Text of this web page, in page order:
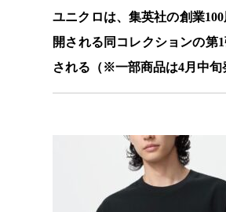
ユニクロは、集英社の創業
開される同コレクションの第
される（※一部商品は4月中旬